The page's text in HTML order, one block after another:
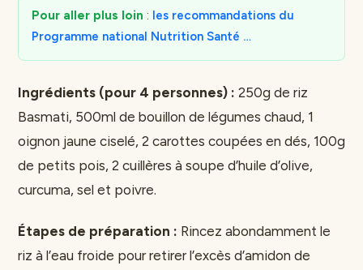
Pour aller plus loin : les recommandations du
Programme national Nutrition Santé …
Ingrédients (pour 4 personnes) : 250g de riz
Basmati, 500ml de bouillon de légumes chaud, 1
oignon jaune ciselé, 2 carottes coupées en dés, 100g
de petits pois, 2 cuillères à soupe d’huile d’olive,
curcuma, sel et poivre.
Étapes de préparation : Rincez abondamment le
riz à l’eau froide pour retirer l’excès d’amidon de